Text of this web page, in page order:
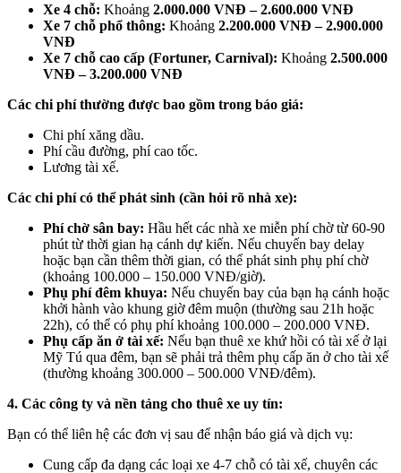
Xe 4 chỗ: Khoảng 2.000.000 VNĐ – 2.600.000 VNĐ
Xe 7 chỗ phổ thông: Khoảng 2.200.000 VNĐ – 2.900.000
VNĐ
Xe 7 chỗ cao cấp (Fortuner, Carnival): Khoảng 2.500.000
VNĐ – 3.200.000 VNĐ
Các chi phí thường được bao gồm trong báo giá:
Chi phí xăng dầu.
Phí cầu đường, phí cao tốc.
Lương tài xế.
Các chi phí có thể phát sinh (cần hỏi rõ nhà xe):
Phí chờ sân bay: Hầu hết các nhà xe miễn phí chờ từ 60-90
phút từ thời gian hạ cánh dự kiến. Nếu chuyến bay delay
hoặc bạn cần thêm thời gian, có thể phát sinh phụ phí chờ
(khoảng 100.000 – 150.000 VNĐ/giờ).
Phụ phí đêm khuya: Nếu chuyến bay của bạn hạ cánh hoặc
khởi hành vào khung giờ đêm muộn (thường sau 21h hoặc
22h), có thể có phụ phí khoảng 100.000 – 200.000 VNĐ.
Phụ cấp ăn ở tài xế: Nếu bạn thuê xe khứ hồi có tài xế ở lại
Mỹ Tú qua đêm, bạn sẽ phải trả thêm phụ cấp ăn ở cho tài xế
(thường khoảng 300.000 – 500.000 VNĐ/đêm).
4. Các công ty và nền tảng cho thuê xe uy tín:
Bạn có thể liên hệ các đơn vị sau để nhận báo giá và dịch vụ:
Cung cấp đa dạng các loại xe 4-7 chỗ có tài xế, chuyên các